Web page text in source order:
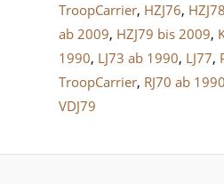
TroopCarrier, HZJ76,
ab 2009, HZJ79 bis 2009,
1990, LJ73 ab 1990, LJ77,
TroopCarrier, RJ70 ab 1990
VDJ79